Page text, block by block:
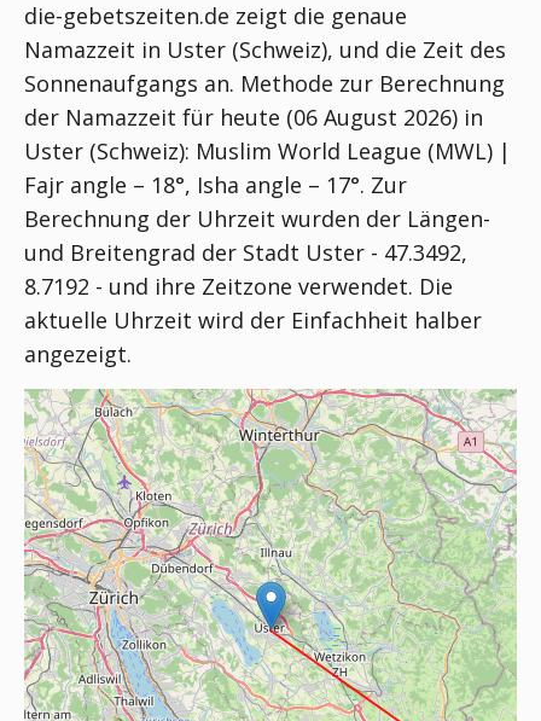
die-gebetszeiten.de zeigt die genaue
Namazzeit in Uster (Schweiz), und die Zeit des
Sonnenaufgangs an. Methode zur Berechnung
der Namazzeit für heute (06 August 2026) in
Uster (Schweiz): Muslim World League (MWL) |
Fajr angle – 18°, Isha angle – 17°. Zur
Berechnung der Uhrzeit wurden der Längen-
und Breitengrad der Stadt Uster - 47.3492,
8.7192 - und ihre Zeitzone verwendet. Die
aktuelle Uhrzeit wird der Einfachheit halber
angezeigt.